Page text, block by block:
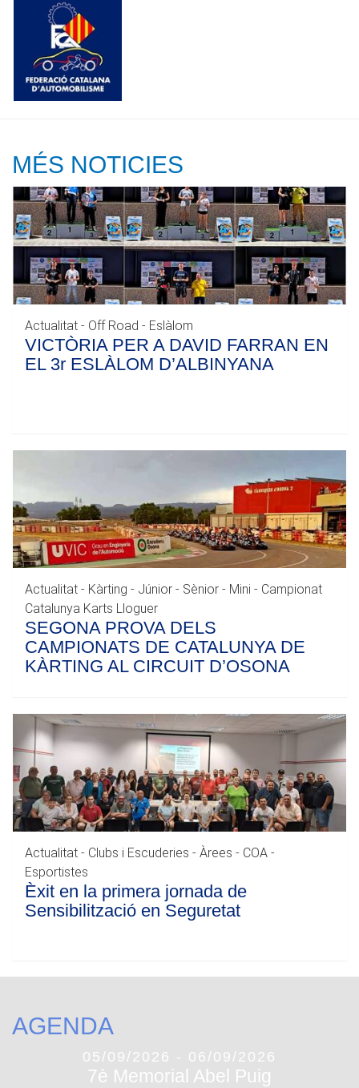
MÉS NOTICIES
Actualitat - Off Road - Eslàlom
VICTÒRIA PER A DAVID FARRAN EN
EL 3r ESLÀLOM D’ALBINYANA
Actualitat - Kàrting - Júnior - Sènior - Mini - Campionat
Catalunya Karts Lloguer
SEGONA PROVA DELS
CAMPIONATS DE CATALUNYA DE
KÀRTING AL CIRCUIT D’OSONA
Actualitat - Clubs i Escuderies - Àrees - COA -
Esportistes
Èxit en la primera jornada de
Sensibilització en Seguretat
AGENDA
05/09/2026 - 06/09/2026
7è Memorial Abel Puig